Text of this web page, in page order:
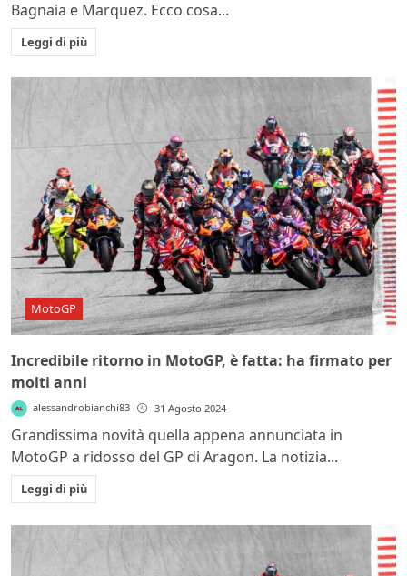
Bagnaia e Marquez. Ecco cosa...
Leggi di più
MotoGP
Incredibile ritorno in MotoGP, è fatta: ha firmato per
molti anni
alessandrobianchi83 31 Agosto 2024
Grandissima novità quella appena annunciata in
MotoGP a ridosso del GP di Aragon. La notizia...
Leggi di più